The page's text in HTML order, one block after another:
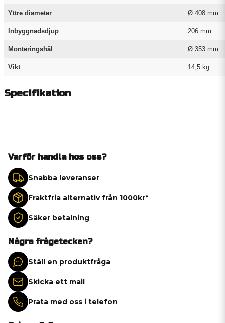
Yttre diameter Ø 408 mm
Inbyggnadsdjup 206 mm
Monteringshål Ø 353 mm
Vikt 14,5 kg
Specifikation
Varför handla hos oss?
Snabba leveranser
Fraktfria alternativ från 1000kr*
Säker betalning
Några frågetecken?
Ställ en produktfråga
Skicka ett mail
Prata med oss i telefon